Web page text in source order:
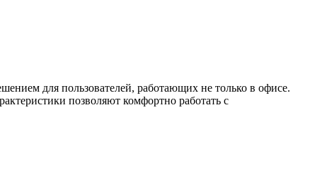
для пользователей, работающих не только в офисе.
позволяют комфортно работать с